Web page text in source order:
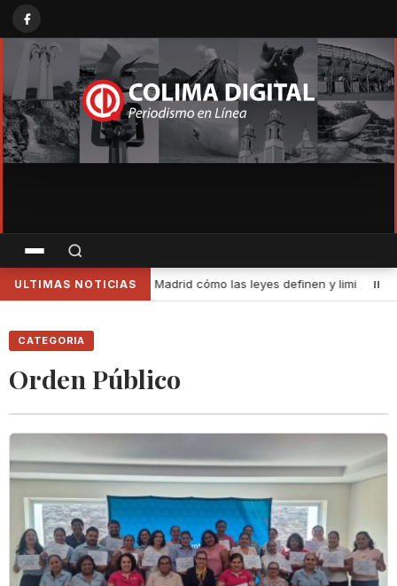
ULTIMAS NOTICIAS
definen y limitan el patrimonio cultural de Colima • Hombro a
CATEGORIA
Orden Público